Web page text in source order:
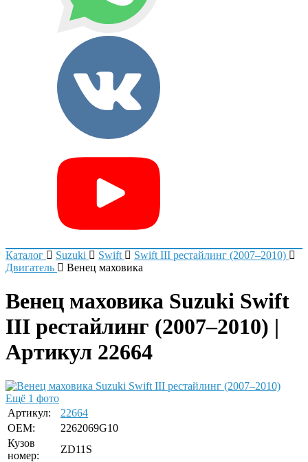
Каталог Suzuki Swift
Swift III рестайлинг (2007–2010)
Двигатель
Венец маховика
Венец маховика Suzuki Swift
III рестайлинг (2007–2010) |
Артикул 22664
Ещё 1 фото
Артикул:
22664
OEM:
2262069G10
Кузов
номер:
ZD11S